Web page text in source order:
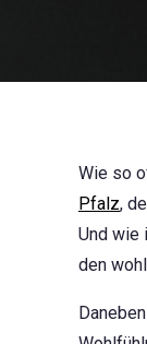
Wie so
Pfalz,
Und wie
den